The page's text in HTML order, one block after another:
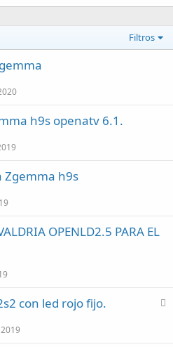
Filtros
h9s openatv 6.1.
Zgemma h9s
OPENLD2.5 PARA EL
con led rojo fijo.